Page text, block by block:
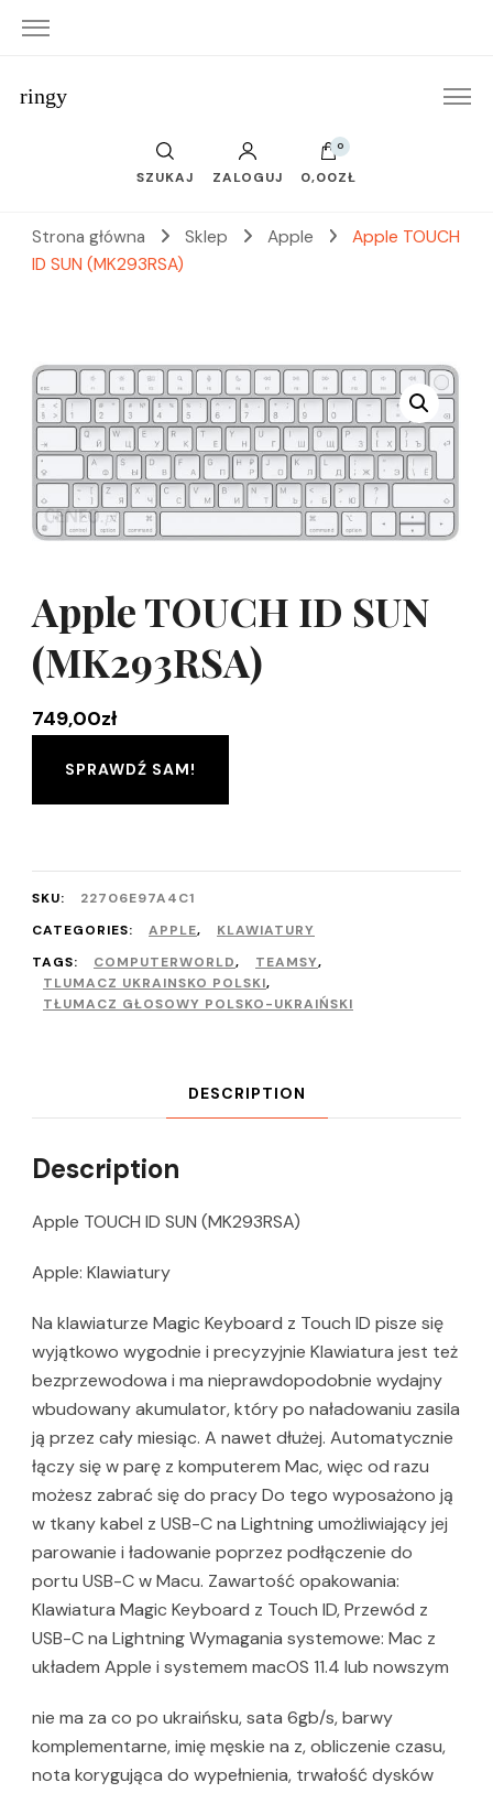
ringy
SZUKAJ ZALOGUJ
0
0,00ZŁ
Strona główna Sklep Apple
Apple TOUCH
ID SUN (MK293RSA)
Apple TOUCH ID SUN
(MK293RSA)
749,00zł
SPRAWDŹ SAM!
SKU:
22706E97A4C1
CATEGORIES:
APPLE,
KLAWIATURY
TAGS:
COMPUTERWORLD, TEAMSY,
TLUMACZ UKRAINSKO POLSKI,
TŁUMACZ GŁOSOWY POLSKO-UKRAIŃSKI
DESCRIPTION
Description
Apple TOUCH ID SUN (MK293RSA)
Apple: Klawiatury
Na klawiaturze Magic Keyboard z Touch ID pisze się
wyjątkowo wygodnie i precyzyjnie Klawiatura jest też
bezprzewodowa i ma nieprawdopodobnie wydajny
wbudowany akumulator, który po naładowaniu zasila
ją przez cały miesiąc. A nawet dłużej. Automatycznie
łączy się w parę z komputerem Mac, więc od razu
możesz zabrać się do pracy Do tego wyposażono ją
w tkany kabel z USB-C na Lightning umożliwiający jej
parowanie i ładowanie poprzez podłączenie do
portu USB-C w Macu. Zawartość opakowania:
Klawiatura Magic Keyboard z Touch ID, Przewód z
USB-C na Lightning Wymagania systemowe: Mac z
układem Apple i systemem macOS 11.4 lub nowszym
nie ma za co po ukraińsku, sata 6gb/s, barwy
komplementarne, imię męskie na z, obliczenie czasu,
nota korygująca do wypełnienia, trwałość dysków